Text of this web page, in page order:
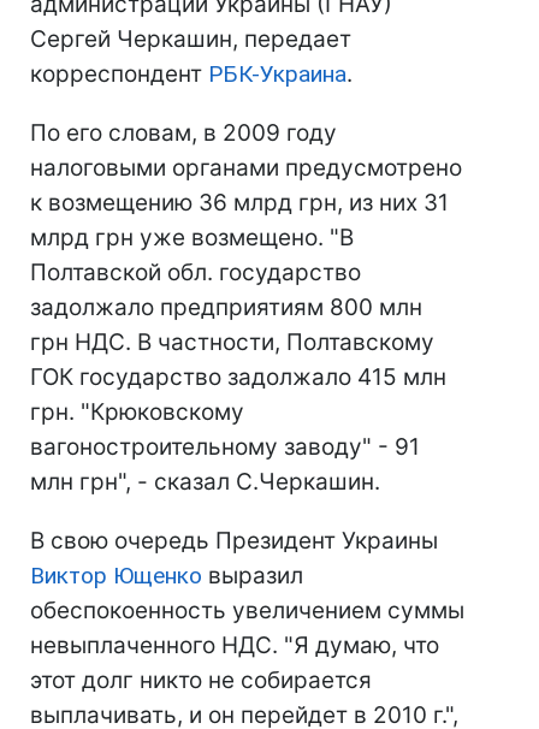
Сергей Черкашин, передает
корреспондент РБК-Украина.
По его словам, в 2009 году
налоговыми органами предусмотрено
к возмещению 36 млрд грн, из них 31
млрд грн уже возмещено. "В
Полтавской обл. государство
задолжало предприятиям 800 млн
грн НДС. В частности, Полтавскому
ГОК государство задолжало 415 млн
грн. "Крюковскому
вагоностроительному заводу" - 91
млн грн", - сказал С.Черкашин.
В свою очередь Президент Украины
Виктор Ющенко выразил
обеспокоенность увеличением суммы
невыплаченного НДС. "Я думаю, что
этот долг никто не собирается
выплачивать, и он перейдет в 2010 г.",